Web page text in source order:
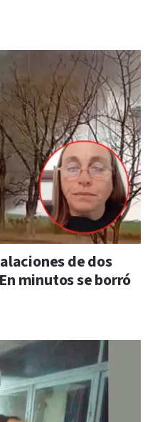
de dos
minutos se borró